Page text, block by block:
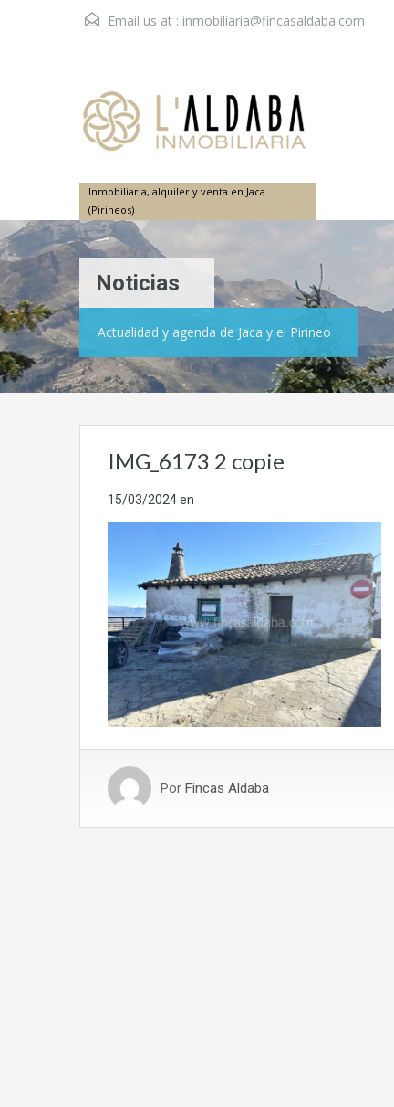
Email us at : inmobiliaria@fincasaldaba.com
Inmobiliaria, alquiler y venta en Jaca
(Pirineos)
Noticias
Actualidad y agenda de Jaca y el Pirineo
IMG_6173 2 copie
15/03/2024en
Por Fincas Aldaba